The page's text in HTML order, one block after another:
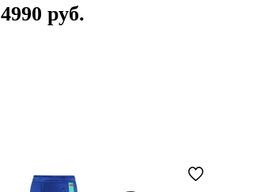
4990